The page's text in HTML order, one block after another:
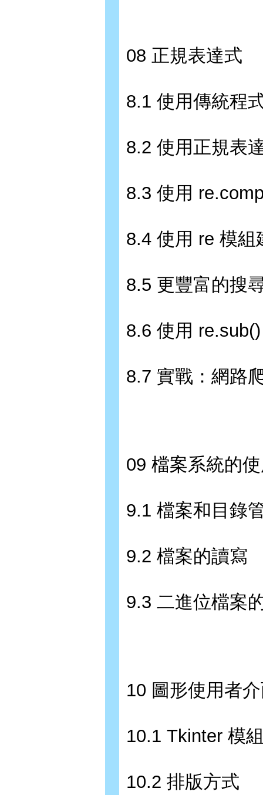
08 正規表達式
8.1 使用傳統程
8.2 使用正規表
8.3 使用
8.4 使用 re 模組
8.5 更豐富的搜
8.6 使用
8.7 實戰：網路
09 檔案系統的
9.1 檔案和目錄
9.2 檔案的讀寫
9.3 二進位檔案
10 圖形使用者
10.1 Tkinter 模
10.2 排版方式